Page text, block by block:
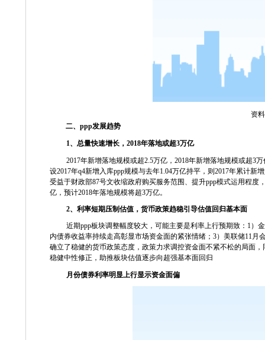
资
二、 ppp发展趋势
1、总量快速增长， 2018年落地或超3万亿
2017年新增落地规模或超2.5万亿， 2018年新增落地规模或超3万
设2017年q4新增入库ppp规模与去年1.04万亿持平，则2017年累计新
受益于财政部87号文收缩政府购买服务范围、提升ppp模式运用程度
亿，预计2018年落地规模将超3万亿。
2、利率短期压制估值，货币政策趋稳引导估值回归基本面
近期ppp板块调整幅度较大，可能主要是利率上行预期致： 1）
内债券收益率持续走高彰显市场资金面的紧张情绪； 3）美联储11月
确立了稳健的货币政策态度，政策力求调控资金面不紧不松的局面
稳健中性修正，助推板块估值逐步向超强基本面回归
月份债券利率明显上行显示资金面偏